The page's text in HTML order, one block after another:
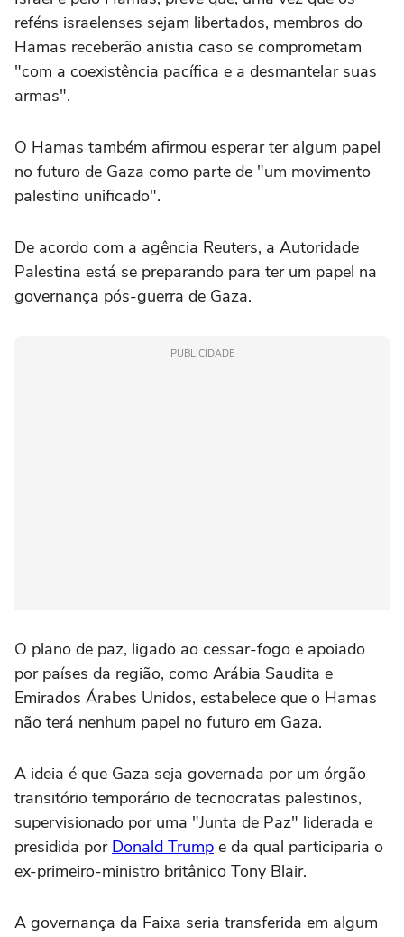
reféns israelenses sejam libertados, membros do
Hamas receberão anistia caso se comprometam
"com a coexistência pacífica e a desmantelar suas
armas".
O Hamas também afirmou esperar ter algum papel
no futuro de Gaza como parte de "um movimento
palestino unificado".
De acordo com a agência Reuters, a Autoridade
Palestina está se preparando para ter um papel na
governança pós-guerra de Gaza.
PUBLICIDADE
O plano de paz, ligado ao cessar-fogo e apoiado
por países da região, como Arábia Saudita e
Emirados Árabes Unidos, estabelece que o Hamas
não terá nenhum papel no futuro em Gaza.
A ideia é que Gaza seja governada por um órgão
transitório temporário de tecnocratas palestinos,
supervisionado por uma "Junta de Paz" liderada e
presidida por Donald Trump e da qual participaria o
ex-primeiro-ministro britânico Tony Blair.
A governança da Faixa seria transferida em algum